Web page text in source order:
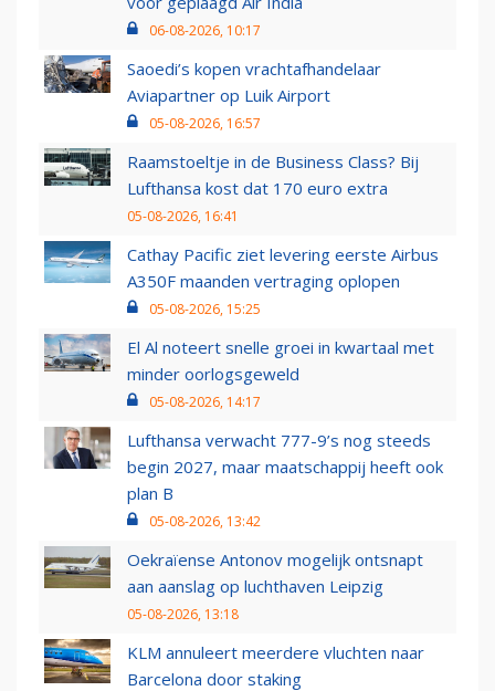
06-08-2026, 10:17
Saoedi’s kopen vrachtafhandelaar
Aviapartner op Luik Airport
05-08-2026, 16:57
Raamstoeltje in de Business Class? Bij
Lufthansa kost dat 170 euro extra
05-08-2026, 16:41
Cathay Pacific ziet levering eerste Airbus
A350F maanden vertraging oplopen
05-08-2026, 15:25
El Al noteert snelle groei in kwartaal met
minder oorlogsgeweld
05-08-2026, 14:17
Lufthansa verwacht 777-9’s nog steeds
begin 2027, maar maatschappij heeft ook
plan B
05-08-2026, 13:42
Oekraïense Antonov mogelijk ontsnapt
aan aanslag op luchthaven Leipzig
05-08-2026, 13:18
KLM annuleert meerdere vluchten naar
Barcelona door staking